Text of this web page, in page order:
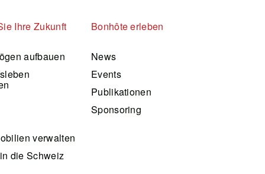
Ihre Zukunft
aufbauen
verwalten
die Schweiz
Bonhôte erleben
News
Events
Publikationen
Sponsoring